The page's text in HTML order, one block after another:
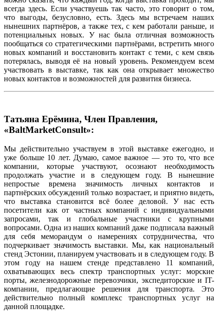
всегда здесь. Если участвуешь так часто, это говорит о том,
что выгоды, безусловно, есть. Здесь мы встречаем наших
нынешних партнёров, а также тех, с кем работали раньше, и
потенциальных новых. У нас была отличная возможность
пообщаться со стратегическими партнёрами, встретить много
новых компаний и восстановить контакт с теми, с кем связь
потерялась, выводя её на новый уровень. Рекомендуем всем
участвовать в выставке, так как она открывает множество
новых контактов и возможностей для развития бизнеса.
Татьяна Ерёмина, Член Правления,
«BaltMarketConsult»:
Мы действительно участвуем в этой выставке ежегодно, и
уже больше 10 лет. Думаю, самое важное — это то, что все
компании, которые участвуют, осознают необходимость
продолжать участие и в следующем году. В нынешние
непростые времена значимость личных контактов и
партнёрских обсуждений только возрастает, и приятно видеть,
что выставка становится всё более деловой. У нас есть
посетители как от частных компаний с индивидуальными
запросами, так и глобальные участники с крупными
вопросами. Одна из наших компаний даже подписала важный
для себя меморандум о намерениях сотрудничества, что
подчеркивает значимость выставки. Мы, как национальный
стенд Эстонии, планируем участвовать и в следующем году. В
этом году на нашем стенде представлено 11 компаний,
охватывающих весь спектр транспортных услуг: морские
порты, железнодорожные перевозчики, экспедиторские и IT-
компании, предлагающие решения для транспорта. Это
действительно полный комплекс транспортных услуг на
данной площадке.